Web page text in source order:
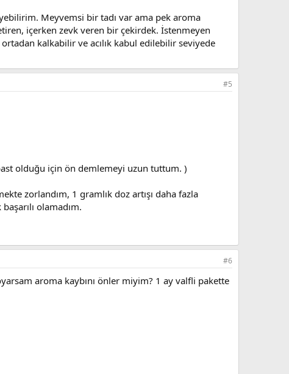
Meyvemsi bir tadı var ama pek aroma
içerken zevk veren bir çekirdek. İstenmeyen
kalkabilir ve acılık kabul edilebilir seviyede
#5
olduğu için ön demlemeyi uzun tuttum. )
zorlandım, 1 gramlık doz artışı daha fazla
olamadım.
#6
aroma kaybını önler miyim? 1 ay valfli pakette